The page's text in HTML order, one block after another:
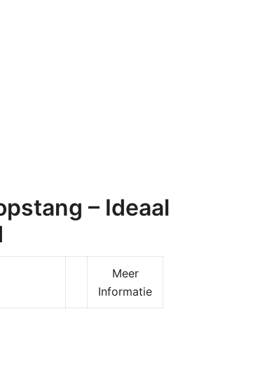
– Ideaal
Meer
Informatie